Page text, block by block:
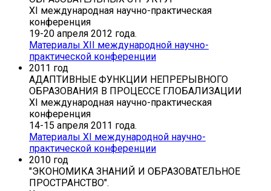
XI международная научно-практическая
конференция
19-20 апреля 2012 года.
Материалы XII международной научно-
практической конференции
2011 год
АДАПТИВНЫЕ ФУНКЦИИ НЕПРЕРЫВНОГО
ОБРАЗОВАНИЯ В ПРОЦЕССЕ ГЛОБАЛИЗАЦИИ
XI международная научно-практическая
конференция
14-15 апреля 2011 года.
Материалы XI международной научно-
практической конференции
2010 год
"ЭКОНОМИКА ЗНАНИЙ И ОБРАЗОВАТЕЛЬНОЕ
ПРОСТРАНСТВО".